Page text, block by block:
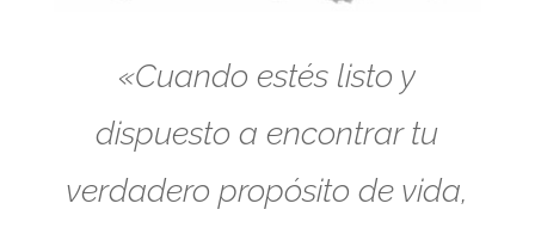
«Cuando estés listo y
dispuesto a encontrar tu
verdadero propósito de vida,